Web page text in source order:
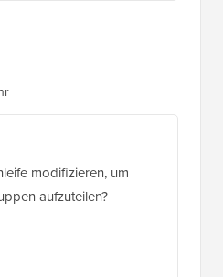
modifizieren, um
aufzuteilen?